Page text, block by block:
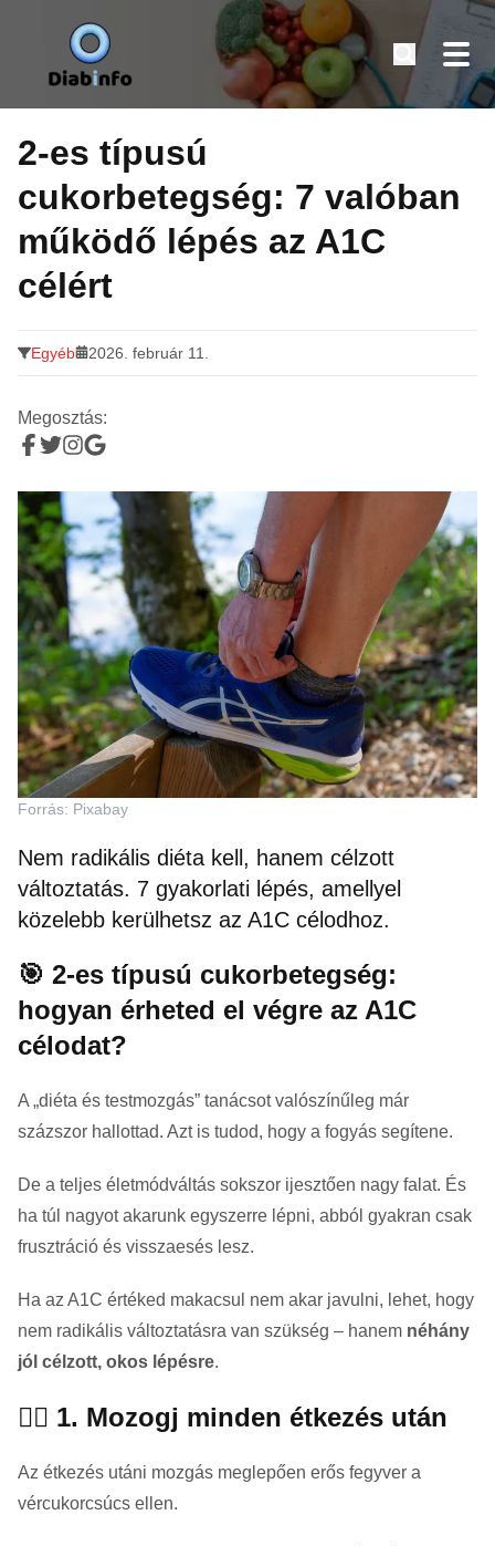
Tovább
tartalomra
Diabinfo.hu – Információk cukorbetegeknek
2-es típusú
cukorbetegség: 7 valóban
működő lépés az A1C
célért
Egyéb 2026. február 11.
Megosztás:
Forrás: Pixabay
Nem radikális diéta kell, hanem célzott
változtatás. 7 gyakorlati lépés, amellyel
közelebb kerülhetsz az A1C célodhoz.
🎯 2-es típusú cukorbetegség:
hogyan érheted el végre az A1C
célodat?
A „diéta és testmozgás” tanácsot valószínűleg már
százszor hallottad. Azt is tudod, hogy a fogyás segítene.
De a teljes életmódváltás sokszor ijesztően nagy falat. És
ha túl nagyot akarunk egyszerre lépni, abból gyakran csak
frusztráció és visszaesés lesz.
Ha az A1C értéked makacsul nem akar javulni, lehet, hogy
nem radikális változtatásra van szükség – hanem néhány
jól célzott, okos lépésre.
🚶‍♀️ 1. Mozogj minden étkezés után
Az étkezés utáni mozgás meglepően erős fegyver a
vércukorcsúcs ellen.